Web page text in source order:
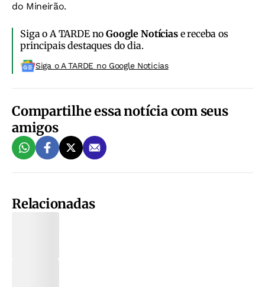
do Mineirão.
Siga o A TARDE noGoogle Notíciase receba os
principais destaques do dia.
Siga o A TARDE no Google Noticias
Compartilhe essa notícia com seus
amigos
Relacionadas